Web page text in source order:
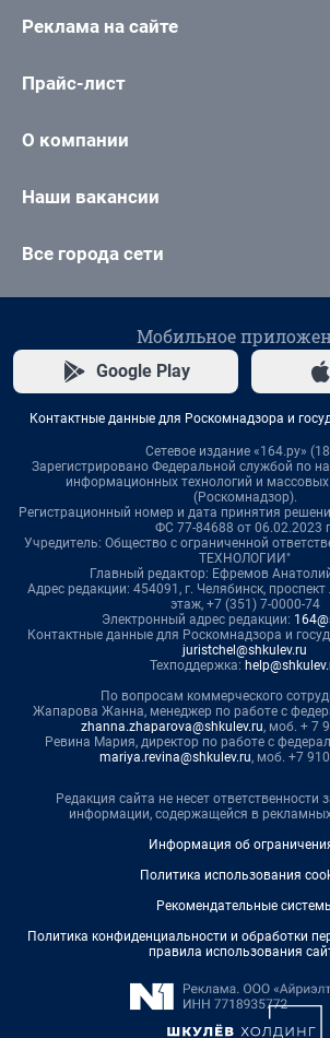
Реклама на сайте
Прайс-лист
О компании
Наши вакансии
Все города сети
Мобильное
Google Play
Контактные данные для Роскомнадзора и
Сетевое издание «164.ру»
Зарегистрировано Федеральной службой по
информационных технологий и
(Роскомнадзор).
Регистрационный номер и дата принятия
ФС 77-84688 от 06.02.2023
Учредитель: Общество с ограниченной
ТЕХНОЛОГИИ"
Главный редактор: Ефремов
Адрес редакции: 454091, г. Челябинск,
этаж, +7 (351) 7-0000-74
Электронный адрес редакции:
Контактные данные для Роскомнадзора и
juristchel@shkulev.ru
Техподдержка:
По вопросам коммерческого
Жапарова Жанна, менеджер по работе с
zhanna.zhaparova@shkulev.ru, моб. + 7
Ревина Мария, директор по работе с
mariya.revina@shkulev.ru, моб. +7
Редакция сайта не несет ответственности
информации, содержащейся в
Информация об
Политика использования
Рекомендательные
Политика конфиденциальности и обработки
правила использования